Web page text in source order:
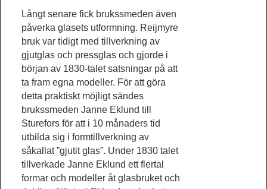
Långt senare fick brukssmeden även
påverka glasets utformning. Reijmyre
bruk var tidigt med tillverkning av
gjutglas och pressglas och gjorde i
början av 1830-talet satsningar på att
ta fram egna modeller. För att göra
detta praktiskt möjligt sändes
brukssmeden Janne Eklund till
Sturefors för att i 10 månaders tid
utbilda sig i formtillverkning av
såkallat ”gjutit glas”. Under 1830 talet
tillverkade Janne Eklund ett flertal
formar och modeller åt glasbruket och